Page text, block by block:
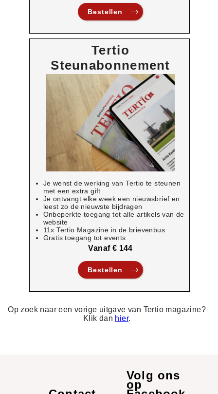
Bestellen
Tertio
Steunabonnement
Je wenst de werking van Tertio te steunen
met een extra gift
Je ontvangt elke week een nieuwsbrief en
leest zo de nieuwste bijdragen
Onbeperkte toegang tot alle artikels van de
website
11x Tertio Magazine in de brievenbus
Gratis toegang tot events
Vanaf € 144
Bestellen
Op zoek naar een vorige uitgave van Tertio magazine?
Klik dan hier.
Volg ons
op